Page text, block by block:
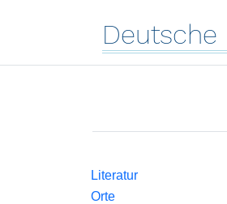
Deutsche
Literatur
Orte